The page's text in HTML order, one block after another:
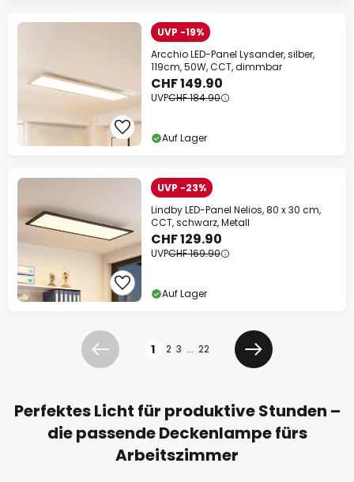
UVP -19%
Arcchio LED-Panel Lysander, silber,
119cm, 50W, CCT, dimmbar
CHF 149.90
UVPCHF 184.90
Auf Lager
UVP -23%
Lindby LED-Panel Nelios, 80 x 30 cm,
CCT, schwarz, Metall
CHF 129.90
UVPCHF 169.90
Auf Lager
Zurück 1 2 3 ... 22
Weiter
Perfektes Licht für produktive Stunden –
die passende Deckenlampe fürs
Arbeitszimmer